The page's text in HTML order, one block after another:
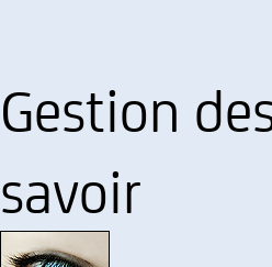
Gestion
savoir